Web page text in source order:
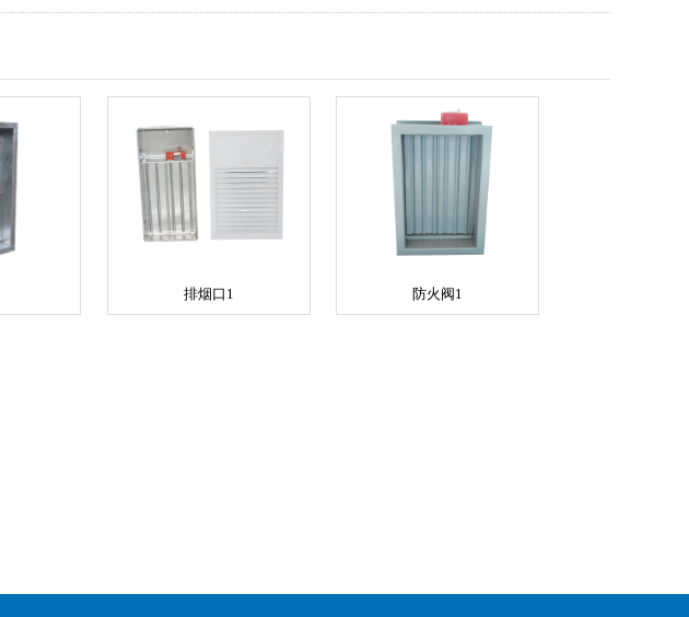
排烟口1 防火阀1